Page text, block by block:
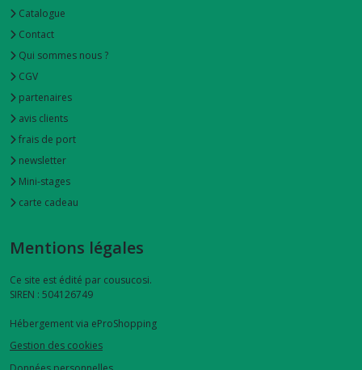
Catalogue
Contact
Qui sommes nous ?
CGV
partenaires
avis clients
frais de port
newsletter
Mini-stages
carte cadeau
Mentions légales
Ce site est édité par cousucosi.
SIREN : 504126749
Hébergement via eProShopping
Gestion des cookies